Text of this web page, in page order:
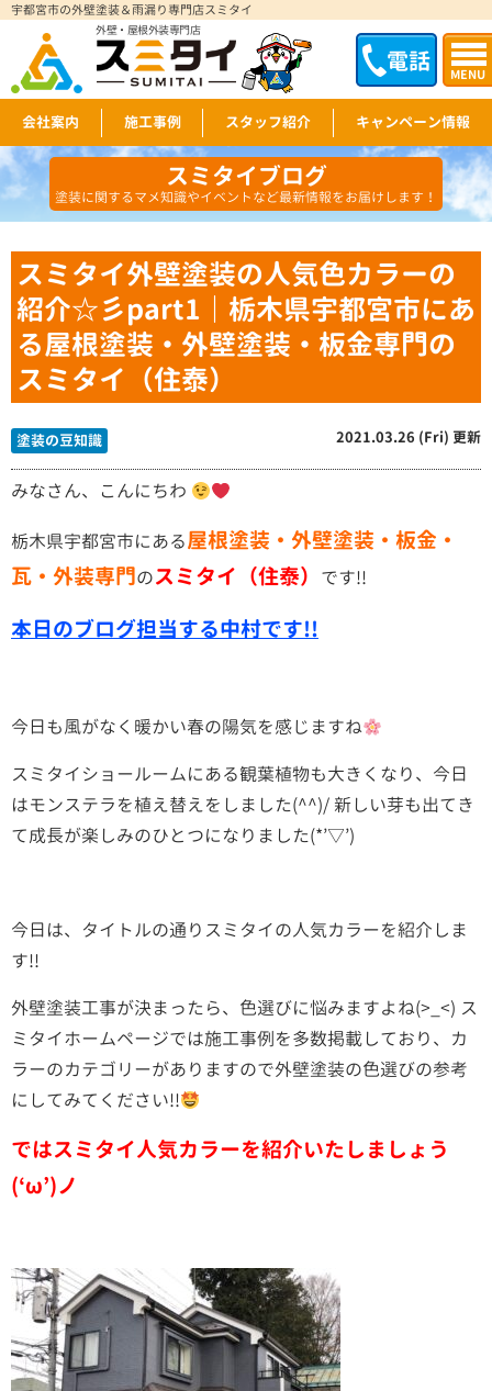
電話 MENU
宇都宮市の外壁塗装＆雨漏り専門店スミタイ
外壁・屋根外装専門店
会社案内 施工事例 スタッフ紹介 キャンペーン情報
スミタイブログ
塗装に関するマメ知識やイベントなど最新情報をお届けします！
スミタイ外壁塗装の人気色カラーの
紹介☆彡part1｜栃木県宇都宮市にあ
る屋根塗装・外壁塗装・板金専門の
スミタイ（住泰）
塗装の豆知識 2021.03.26 (Fri) 更新
みなさん、こんにちわ
栃木県宇都宮市にある屋根塗装・外壁塗装・板金・
瓦・外装専門のスミタイ（住泰） です!!
本日のブログ担当する中村です!!
今日も風がなく暖かい春の陽気を感じますね
スミタイショールームにある観葉植物も大きくなり、今日
はモンステラを植え替えをしました(^^)/ 新しい芽も出てき
て成長が楽しみのひとつになりました(*’▽’)
今日は、タイトルの通りスミタイの人気カラーを紹介しま
す!!
外壁塗装工事が決まったら、色選びに悩みますよね(>_<) ス
ミタイホームページでは施工事例を多数掲載しており、カ
ラーのカテゴリーがありますので外壁塗装の色選びの参考
にしてみてください!!
ではスミタイ人気カラーを紹介いたしましょう
(‘ω’)ノ